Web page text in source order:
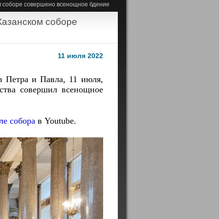
соборе совершено всенощное бдение
соборе
11 июля 2022
Петра и Павла, 11 июля,
совершил всенощное
соборав Youtube.